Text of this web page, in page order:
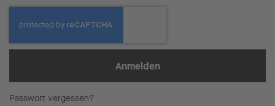
Anmelden
Passwort vergessen?